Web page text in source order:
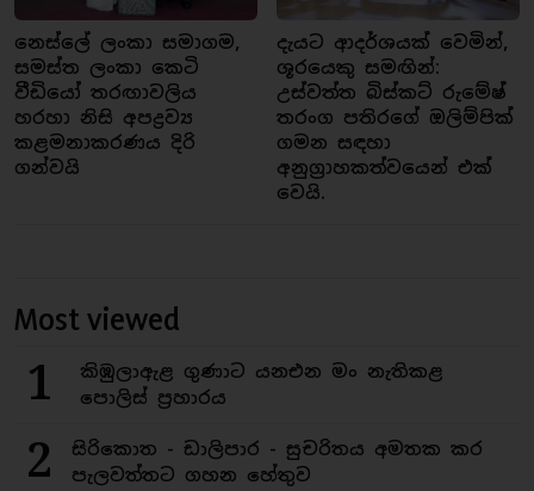
නෙස්ලේ ලංකා සමාගම,
සමස්ත ලංකා කෙටි
වීඩියෝ තරඟාවලිය
හරහා නිසි අපද්‍රව්‍ය
කළමනාකරණය දිරි
ගන්වයි
දැයට ආදර්ශයක් වෙමින්,
ශූරයෙකු සමඟින්:
උස්වත්ත බිස්කට් රුමේෂ්
තරංග පතිරගේ ඔලිම්පික්
ගමන සඳහා
අනුග්‍රාහකත්වයෙන් එක්
වෙයි.
Most viewed
1
කිඹුලාඇළ ගුණාට යනඑන මං නැතිකළ
පොලිස් ප්‍රහාරය
2
සිරිකොත - ඩාලිපාර - සුචරිතය අමතක කර
පැලවත්තට ගහන හේතුව